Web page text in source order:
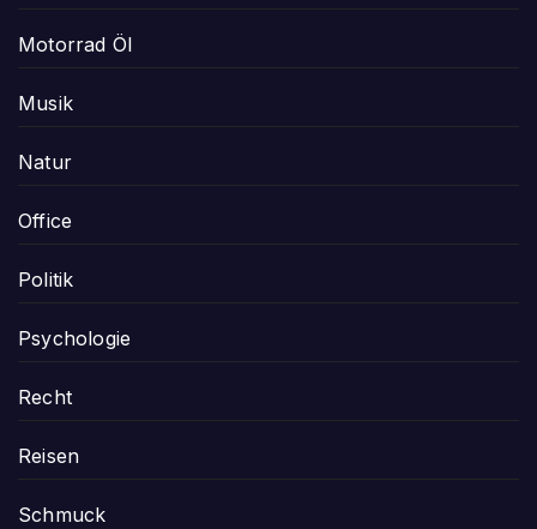
Motorrad Öl
Musik
Natur
Office
Politik
Psychologie
Recht
Reisen
Schmuck